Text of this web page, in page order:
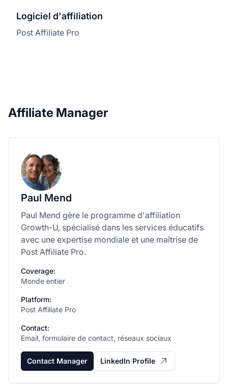
Logiciel d'affiliation
Post Affiliate Pro
Affiliate Manager
Paul Mend
Paul Mend gère le programme d'affiliation
Growth-U, spécialisé dans les services éducatifs
avec une expertise mondiale et une maîtrise de
Post Affiliate Pro.
Coverage:
Monde entier
Platform:
Post Affiliate Pro
Contact:
Email, formulaire de contact, réseaux sociaux
Contact Manager LinkedIn Profile